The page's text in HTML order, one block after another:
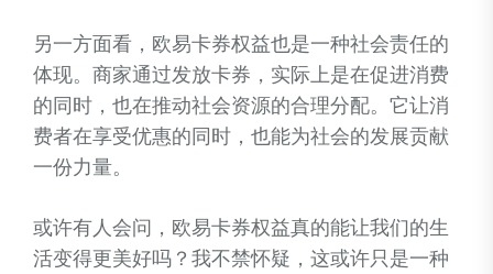
另一方面看，欧易卡券权益也是一种社会责任的
体现。商家通过发放卡券，实际上是在促进消费
的同时，也在推动社会资源的合理分配。它让消
费者在享受优惠的同时，也能为社会的发展贡献
一份力量。
或许有人会问，欧易卡券权益真的能让我们的生
活变得更美好吗？我不禁怀疑，这或许只是一种